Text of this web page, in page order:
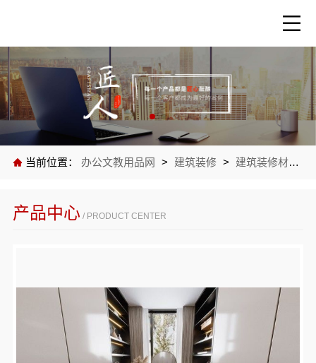
当前位置： 办公文教用品网 > 建筑装修 > 建筑装修材料
产品中心 / PRODUCT CENTER